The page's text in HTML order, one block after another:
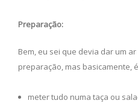
Preparação:
Bem, eu sei que devia dar um
preparação, mas basicamente,
meter tudo numa taça ou